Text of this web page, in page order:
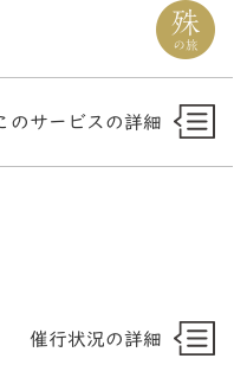
のサービスの詳細
催行状況の詳細